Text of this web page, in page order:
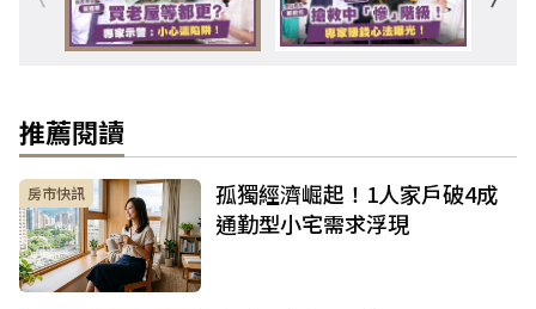
推薦閱讀
房市快訊
孤獨經濟崛起！1人家戶破4成
通勤型小宅需求浮現